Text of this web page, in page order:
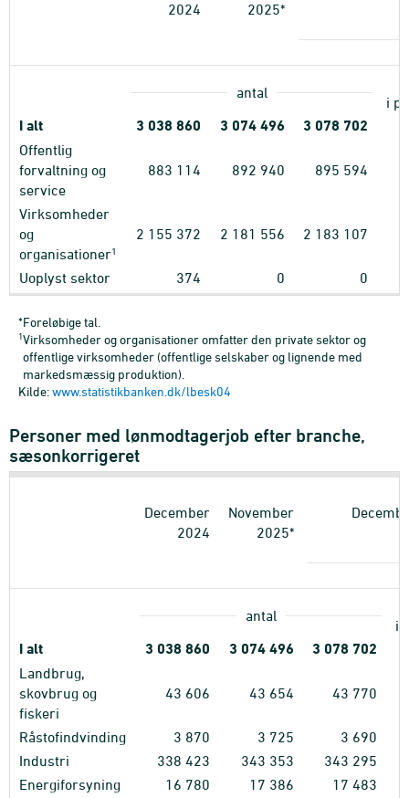
2024
2025*
antal
i
I alt 3 038 860 3 074 496 3 078 702
Offentlig
forvaltning og
service
883 114 892 940 895 594
Virksomheder
og
organisationer1
2 155 372 2 181 556 2 183 107
Uoplyst sektor 374 0 0
*Foreløbige tal.
1Virksomheder og organisationer omfatter den private sektor og
offentlige virksomheder (offentlige selskaber og lignende med
markedsmæssig produktion).
Kilde:www.statistikbanken.dk/lbesk04
Personer med lønmodtagerjob efter branche,
sæsonkorrigeret
December
2024
November
2025*
antal
i
I alt 3 038 860 3 074 496 3 078 702
Landbrug,
skovbrug og
fiskeri
43 606 43 654 43 770
Råstofindvinding 3 870 3 725 3 690
Industri
338 423 343 353 343 295
Energiforsyning
16 780 17 386 17 483